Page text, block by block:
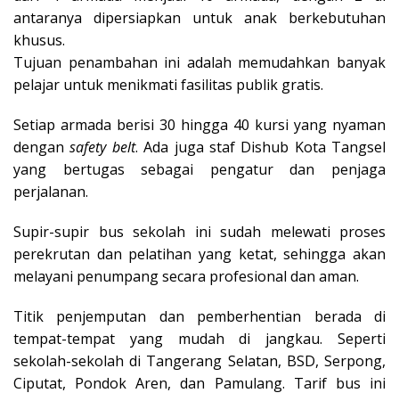
antaranya dipersiapkan untuk anak berkebutuhan
khusus.
Tujuan penambahan ini adalah memudahkan banyak
pelajar untuk menikmati fasilitas publik gratis.
Setiap armada berisi 30 hingga 40 kursi yang nyaman
dengansafety belt. Ada juga staf Dishub Kota Tangsel
yang bertugas sebagai pengatur dan penjaga
perjalanan.
Supir-supir bus sekolah ini sudah melewati proses
perekrutan dan pelatihan yang ketat, sehingga akan
melayani penumpang secara profesional dan aman.
Titik penjemputan dan pemberhentian berada di
tempat-tempat yang mudah di jangkau. Seperti
sekolah-sekolah di Tangerang Selatan, BSD, Serpong,
Ciputat, Pondok Aren, dan Pamulang. Tarif bus ini